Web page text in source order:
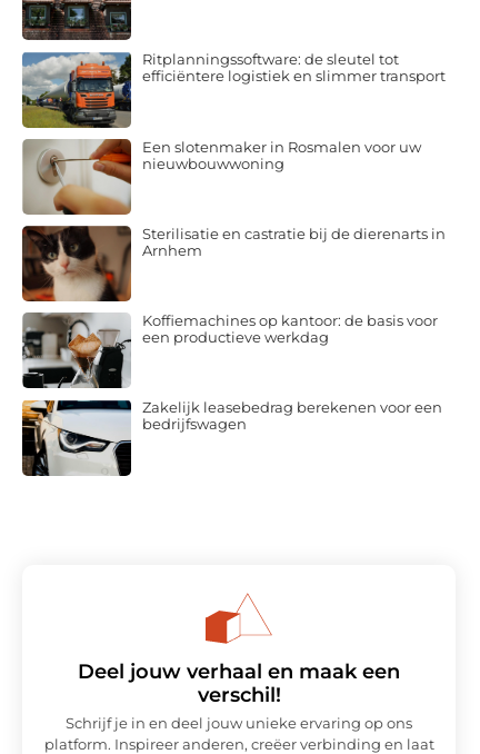
Ritplanningssoftware: de sleutel tot
efficiëntere logistiek en slimmer transport
Een slotenmaker in Rosmalen voor uw
nieuwbouwwoning
Sterilisatie en castratie bij de dierenarts in
Arnhem
Koffiemachines op kantoor: de basis voor
een productieve werkdag
Zakelijk leasebedrag berekenen voor een
bedrijfswagen
Deel jouw verhaal en maak een
verschil!
Schrijf je in en deel jouw unieke ervaring op ons
platform. Inspireer anderen, creëer verbinding en laat